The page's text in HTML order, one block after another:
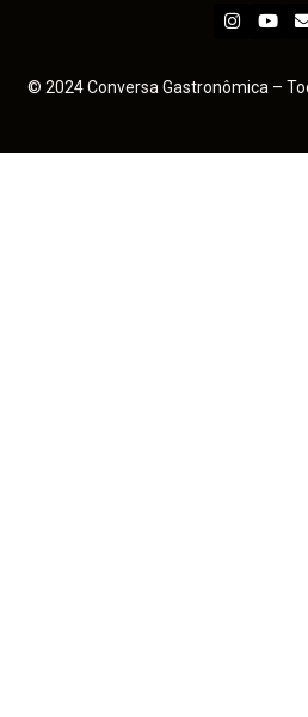
© 2024 Conversa Gastronômica –